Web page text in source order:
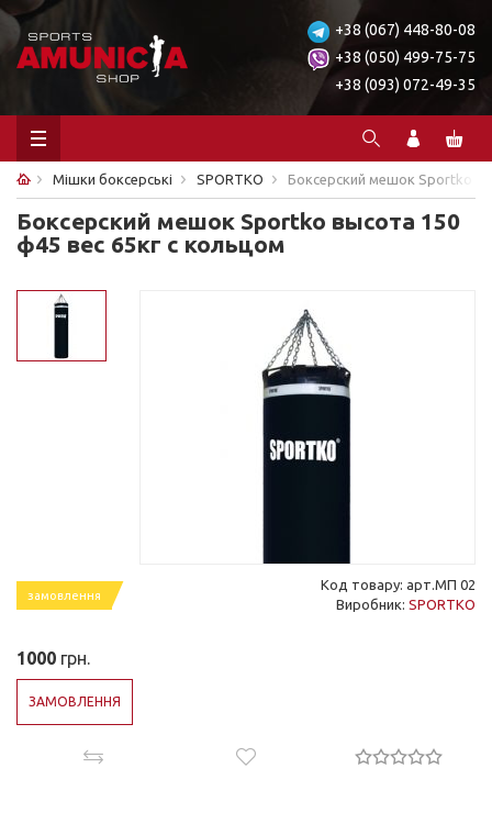
+38 (067) 448-80-08
+38 (050) 499-75-75
+38 (093) 072-49-35
Мішки боксерські SPORTKO Боксерский мешок Sportko
Боксерский мешок Sportko высота 150
ф45 вес 65кг с кольцом
замовлення
Код товару: арт.МП 02
Виробник: SPORTKO
1000 грн.
ЗАМОВЛЕННЯ